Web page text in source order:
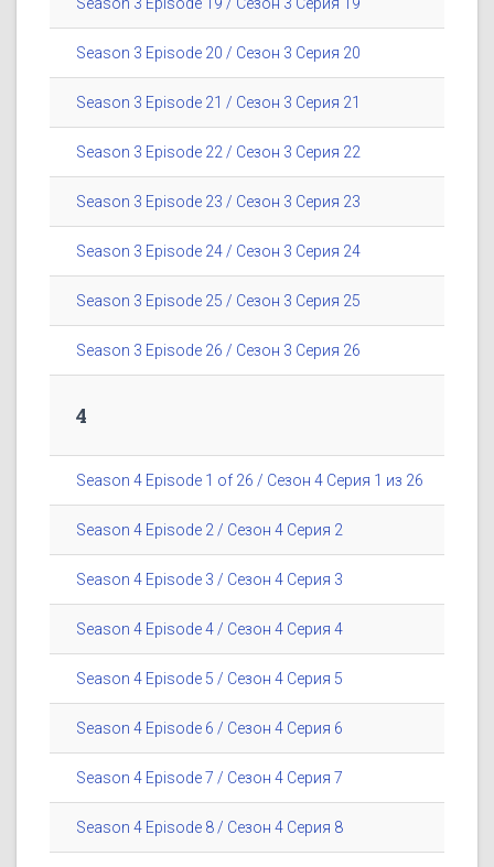
Season 3 Episode 19 / Сезон 3 Серия 19
Season 3 Episode 20 / Сезон 3 Серия 20
Season 3 Episode 21 / Сезон 3 Серия 21
Season 3 Episode 22 / Сезон 3 Серия 22
Season 3 Episode 23 / Сезон 3 Серия 23
Season 3 Episode 24 / Сезон 3 Серия 24
Season 3 Episode 25 / Сезон 3 Серия 25
Season 3 Episode 26 / Сезон 3 Серия 26
4
Season 4 Episode 1 of 26 / Сезон 4 Серия 1 из 26
Season 4 Episode 2 / Сезон 4 Серия 2
Season 4 Episode 3 / Сезон 4 Серия 3
Season 4 Episode 4 / Сезон 4 Серия 4
Season 4 Episode 5 / Сезон 4 Серия 5
Season 4 Episode 6 / Сезон 4 Серия 6
Season 4 Episode 7 / Сезон 4 Серия 7
Season 4 Episode 8 / Сезон 4 Серия 8